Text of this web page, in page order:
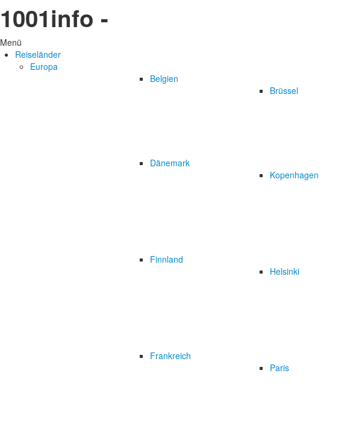
1001info -
Menü
Reiseländer
Europa
Belgien
Brüssel
Dänemark
Kopenhagen
Finnland
Helsinki
Frankreich
Paris